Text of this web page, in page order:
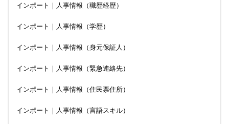
インポート｜人事情報（職歴経歴）
インポート｜人事情報（学歴）
インポート｜人事情報（身元保証人）
インポート｜人事情報（緊急連絡先）
インポート｜人事情報（住民票住所）
インポート｜人事情報（言語スキル）